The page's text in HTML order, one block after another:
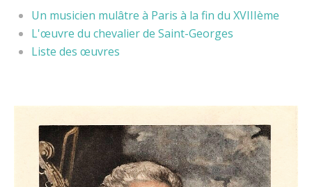
Un musicien mulâtre à Paris à la fin du XVIIIème
L'œuvre du chevalier de Saint-Georges
Liste des œuvres